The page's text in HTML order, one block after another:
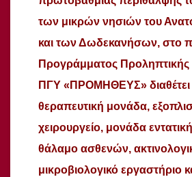
των μικρών νησιών του
και των Δωδεκανήσων, στο
Προγράμματος Προληπτικής
ΠΓΥ «ΠΡΟΜΗΘΕΥΣ» διαθέτει
θεραπευτική μονάδα,
χειρουργείο, μονάδα
θάλαμο ασθενών,
μικροβιολογικό εργαστήριο